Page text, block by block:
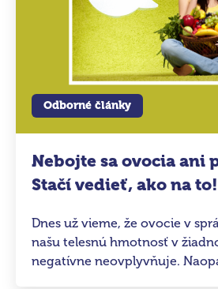
Odborné články
Nebojte sa ovocia ani
Stačí vedieť, ako na to!
Dnes už vieme, že ovocie v
našu telesnú hmotnosť v
negatívne neovplyvňuje.